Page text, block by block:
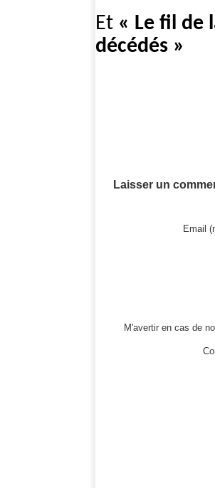
Et « Le fil de
décédés »
Laisser un
Email
M'avertir en cas de